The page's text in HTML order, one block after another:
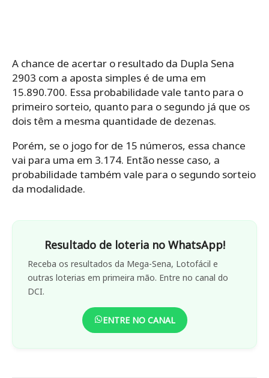
A chance de acertar o resultado da Dupla Sena
2903 com a aposta simples é de uma em
15.890.700. Essa probabilidade vale tanto para o
primeiro sorteio, quanto para o segundo já que os
dois têm a mesma quantidade de dezenas.
Porém, se o jogo for de 15 números, essa chance
vai para uma em 3.174. Então nesse caso, a
probabilidade também vale para o segundo sorteio
da modalidade.
Resultado de loteria no WhatsApp!
Receba os resultados da Mega-Sena, Lotofácil e
outras loterias em primeira mão. Entre no canal do
DCI.
ENTRE NO CANAL